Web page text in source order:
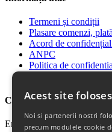
Termeni și condiții
Plasare comenzi,
Acord de
ANPC
Politica de
Contact
Email: office@ricomed.ro
Acest site
Noi si partenerii nostri
precum modulele cookie